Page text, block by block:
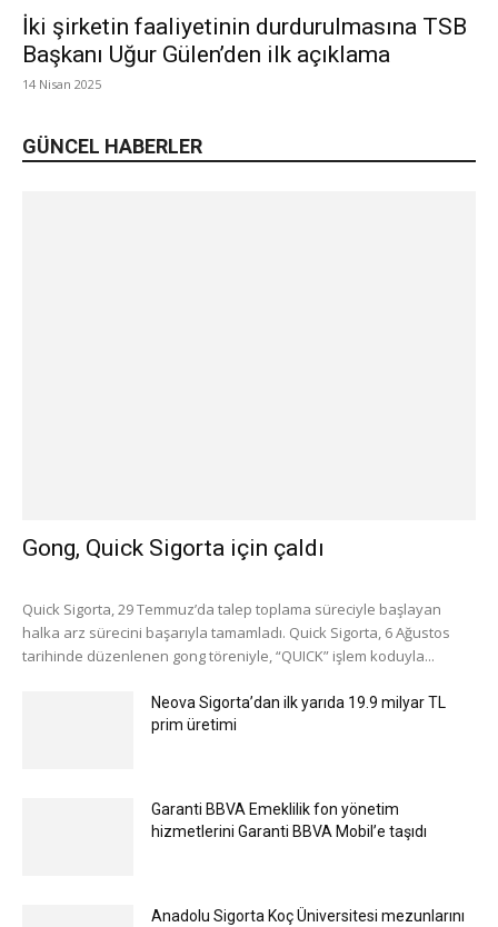
İki şirketin faaliyetinin durdurulmasına TSB
Başkanı Uğur Gülen’den ilk açıklama
14 Nisan 2025
GÜNCEL HABERLER
Gong, Quick Sigorta için çaldı
Quick Sigorta, 29 Temmuz’da talep toplama süreciyle başlayan
halka arz sürecini başarıyla tamamladı. Quick Sigorta, 6 Ağustos
tarihinde düzenlenen gong töreniyle, “QUICK” işlem koduyla...
Neova Sigorta’dan ilk yarıda 19.9 milyar TL
prim üretimi
Garanti BBVA Emeklilik fon yönetim
hizmetlerini Garanti BBVA Mobil’e taşıdı
Anadolu Sigorta Koç Üniversitesi mezunlarını